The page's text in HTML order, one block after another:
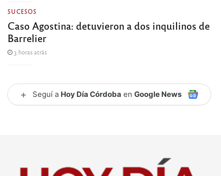
SUCESOS
Caso Agostina: detuvieron a dos inquilinos de
Barrelier
3 horas atrás
+ Seguí a Hoy Día Córdoba en Google News